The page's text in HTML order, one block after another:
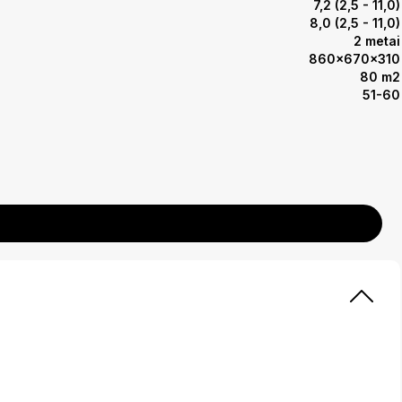
7,2 (2,5 - 11,0)
8,0 (2,5 - 11,0)
2 metai
860x670x310
80 m2
51-60